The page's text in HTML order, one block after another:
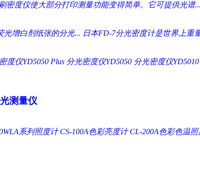
密度仪使大部分打印测量功能变得简单。它可提供光谱...
光增白剂纸张的分光... 日本FD-7分光密度计是世界上重
度仪YD5050 Plus 分光密度仪YD5050 分光密度仪YD5010
光测量仪
系列照度计 CS-100A色彩亮度计 CL-200A色彩色温